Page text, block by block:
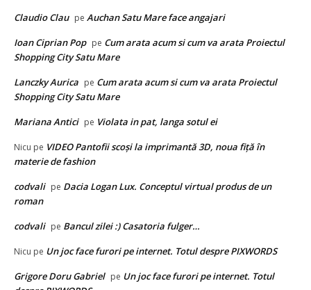
Claudio Clau pe Auchan Satu Mare face angajari
Ioan Ciprian Pop pe Cum arata acum si cum va arata Proiectul
Shopping City Satu Mare
Lanczky Aurica pe Cum arata acum si cum va arata Proiectul
Shopping City Satu Mare
Mariana Antici pe Violata in pat, langa sotul ei
Nicu pe VIDEO Pantofii scoşi la imprimantă 3D, noua fiţă în
materie de fashion
codvali pe Dacia Logan Lux. Conceptul virtual produs de un
roman
codvali pe Bancul zilei :) Casatoria fulger…
Nicu pe Un joc face furori pe internet. Totul despre PIXWORDS
Grigore Doru Gabriel pe Un joc face furori pe internet. Totul